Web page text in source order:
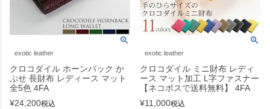
exotic leather
クロコダイル ホーンバック か
ぶせ 長財布 レディース マット
全5色 4FA
¥24,200税込
exotic leather
クロコダイル ミニ財布 レディ
ース マット加工 L字ファスナー
【ネコポスで送料無料】 4FA
¥11,000税込